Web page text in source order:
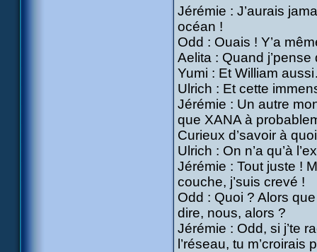
Jérémie : J’aurais
océan !
Odd : Ouais ! Y’a
Aelita : Quand
Yumi : Et William
Ulrich : Et cette
Jérémie : Un autre
que XANA à
Curieux d’savoir à
Ulrich : On n’a qu’à
Jérémie : Tout juste !
couche, j’suis crevé !
Odd : Quoi ? Alors que
dire, nous, alors ?
Jérémie : Odd, si j’te
l’réseau, tu m’croirais